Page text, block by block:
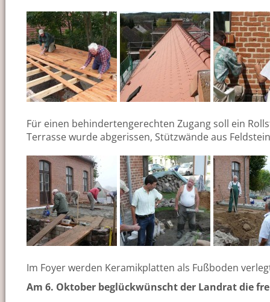
Für einen behindertengerechten Zugang soll ein
Terrasse wurde abgerissen, Stützwände aus
Im Foyer werden Keramikplatten als Fußboden
Am 6. Oktober beglückwünscht der Landrat die